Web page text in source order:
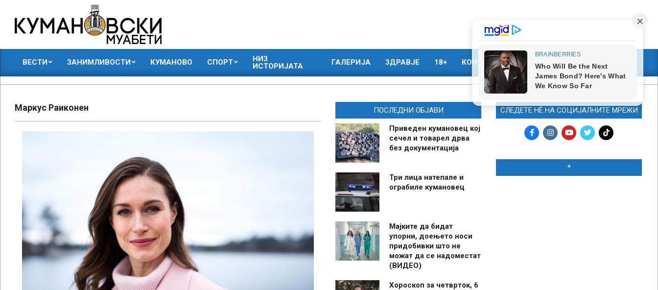
content
КУМАНОВСКИ
МУАБЕТИ
ВЕСТИ ЗАНИМЛИВОСТИ КУМАНОВО СПОРТ
НИЗ
ИСТОРИЈАТА
ГАЛЕРИЈА ЗДРАВЈЕ 18+ КОНТАКТ МАРКЕТИНГ
Маркус Раиконен ПОСЛЕДНИ ОБЈАВИ
Приведен кумановец кој
сечел и товарел дрва
без документација
Три лица натепале и
ограбиле кумановец
Мајките да бидат
упорни, доењето носи
придобивки што не
можат да се надоместат
(ВИДЕО)
Хороскоп за четврток, 6
СЛЕДЕТЕ НЀ НА СОЦИЈАЛНИТЕ МРЕЖИ
*